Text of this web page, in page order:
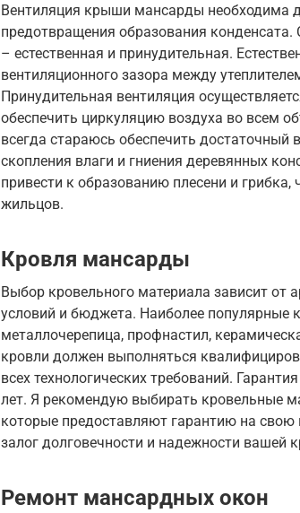
Вентиляция крыши мансарды необходима
предотвращения образования
– естественная и принудительная.
вентиляционного зазора между
Принудительная вентиляция
обеспечить циркуляцию воздуха во всем
всегда стараюсь обеспечить
скопления влаги и гниения деревянных
привести к образованию плесени и грибка,
жильцов.
Кровля мансарды
Выбор кровельного материала зависит от
условий и бюджета. Наиболее популярные
металлочерепица, профнастил,
кровли должен выполняться
всех технологических требований.
лет. Я рекомендую выбирать кровельные
которые предоставляют гарантию на
залог долговечности и надежности вашей
Ремонт мансардных окон